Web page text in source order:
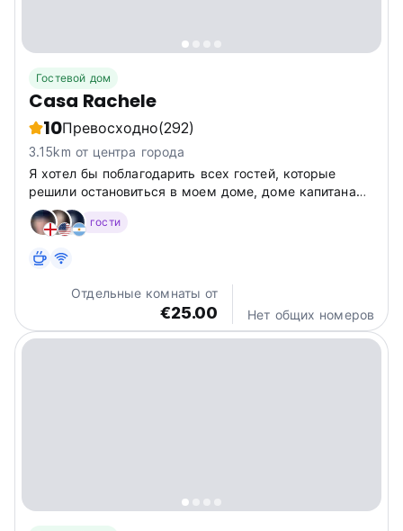
Гостевой дом
Casa Rachele
10Превосходно(292)
3.15km от центра города
Я хотел бы поблагодарить всех гостей, которые
решили остановиться в моем доме, доме капитана
корабля. Спасибо от всего сердца!
гости
Отдельные комнаты от
€25.00 Нет общих номеров